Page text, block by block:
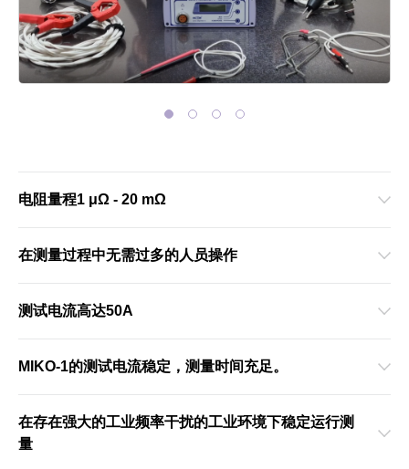
电阻量程1 μΩ - 20 mΩ
在测量过程中无需过多的人员操作
测试电流高达50A
MIKO-1的测试电流稳定，测量时间充足。
在存在强大的工业频率干扰的工业环境下稳定运行测
量